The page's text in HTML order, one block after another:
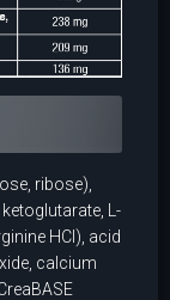
ribose),
L-
HCl), acid
calcium